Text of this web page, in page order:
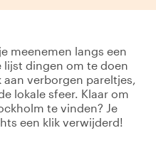
meenemen langs een
dingen om te doen
verborgen pareltjes,
lokale sfeer. Klaar om
te vinden? Je
een klik verwijderd!